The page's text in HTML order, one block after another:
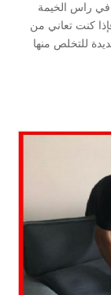
راس الخيمة
كنت تعاني من
للتخلص منها